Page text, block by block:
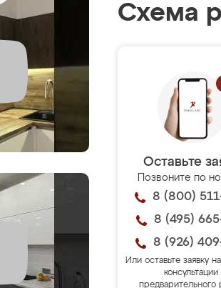
Схема
Оставьте
Позвоните по
8 (800)
8 (495)
8 (926)
Или оставьте заявку
консультации
предварительного